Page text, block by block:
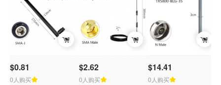
$0.81
0人购买
$2.62
0人购买
$14.41
0人购买